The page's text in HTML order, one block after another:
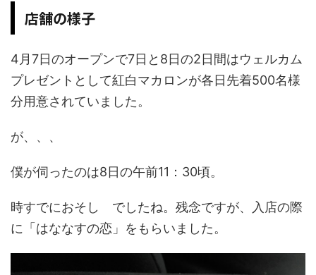
店舗の様子
4月7日のオープンで7日と8日の2日間はウェルカム
プレゼントとして紅白マカロンが各日先着500名様
分用意されていました。
が、、、
僕が伺ったのは8日の午前11：30頃。
時すでにおそし でしたね。残念ですが、入店の際
に「はななすの恋」をもらいました。